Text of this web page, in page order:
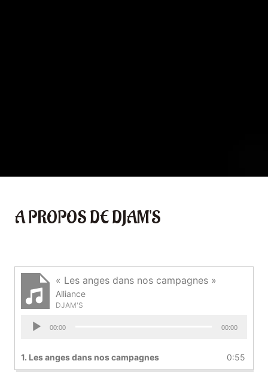
A PROPOS DE DJAM'S
« Les anges dans nos campagnes »
Alliance
DJAM'S
Lecteur
audio
00:00 00:00
1. Les anges dans nos campagnes 0:55